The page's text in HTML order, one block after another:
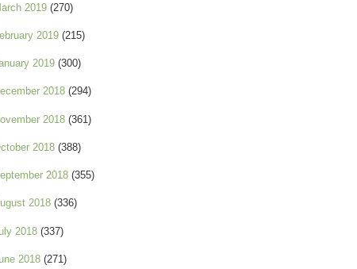
2019 (270)
2019 (215)
2019 (300)
2018 (294)
2018 (361)
2018 (388)
2018 (355)
2018 (336)
2018 (337)
2018 (271)